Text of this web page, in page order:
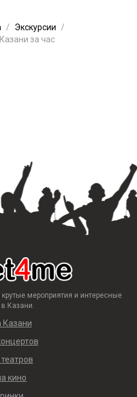
Экскурсии
за час
мероприятия и интересные
Казани.
кино